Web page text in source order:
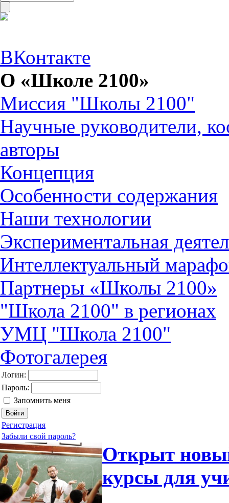
ВКонтакте
О «Школе 2100»
Миссия "Школы 2100"
Научные руководители,
авторы
Концепция
Особенности содержания
Наши технологии
Экспериментальная
Интеллектуальный
Партнеры «Школы 2100»
"Школа 2100" в регионах
УМЦ "Школа 2100"
Фотогалерея
Логин:
Пароль:
Запомнить меня
Регистрация
Забыли свой пароль?
Открыт
курсы для